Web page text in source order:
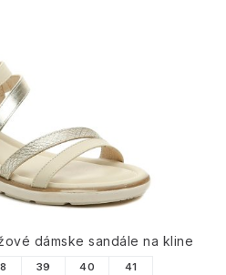
dámske sandále na kline
39 40 41